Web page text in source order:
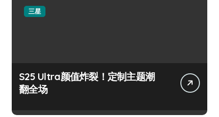
三星
S25 Ultra颜值炸裂！定制主题潮
翻全场